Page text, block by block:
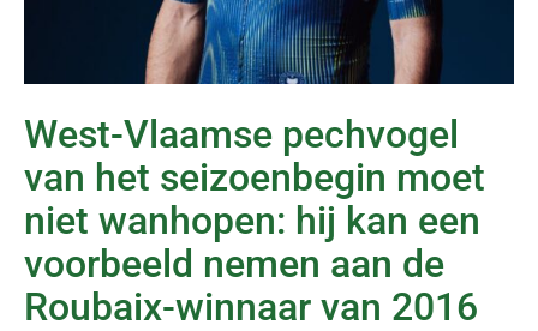
West-Vlaamse pechvogel
van het seizoenbegin moet
niet wanhopen: hij kan een
voorbeeld nemen aan de
Roubaix-winnaar van 2016